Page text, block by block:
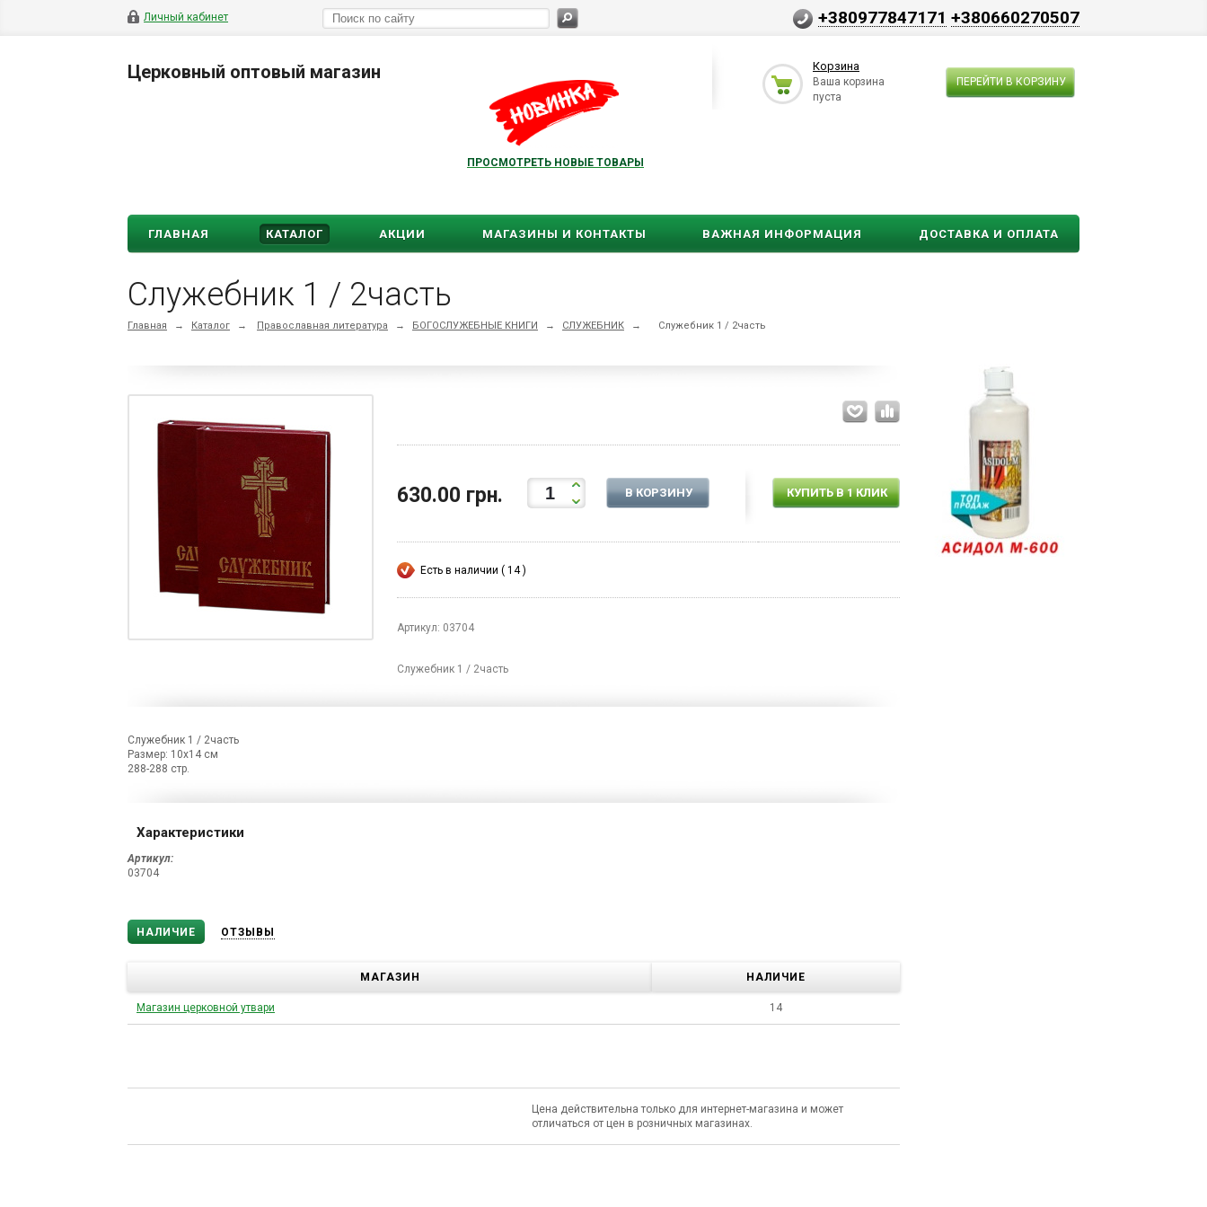
Личный кабинет +380977847171 +380660270507
Церковный оптовый магазин
ПРОСМОТРЕТЬ НОВЫЕ ТОВАРЫ
Корзина
Ваша корзина
пуста
ПЕРЕЙТИ В КОРЗИНУ
ГЛАВНАЯ КАТАЛОГ АКЦИИ МАГАЗИНЫ И КОНТАКТЫ ВАЖНАЯ ИНФОРМАЦИЯ ДОСТАВКА И ОПЛАТА
Служебник 1 / 2часть
Главная → Каталог → Православная литература → БОГОСЛУЖЕБНЫЕ КНИГИ → СЛУЖЕБНИК → Служебник 1 / 2часть
630.00 грн. В КОРЗИНУ КУПИТЬ В 1 КЛИК
Есть в наличии ( 14 )
Артикул: 03704
Служебник 1 / 2часть
Служебник 1 / 2часть
Размер: 10х14 см
288-288 стр.
Характеристики
Артикул:
03704
НАЛИЧИЕ ОТЗЫВЫ
МАГАЗИН НАЛИЧИЕ
Магазин церковной утвари 14
Цена действительна только для интернет-магазина и может
отличаться от цен в розничных магазинах.